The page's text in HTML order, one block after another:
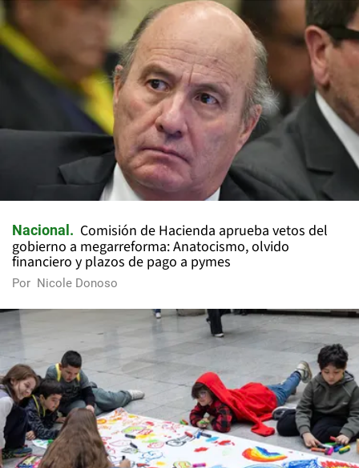
Nacional
Comisión de Hacienda aprueba vetos del
gobierno a megarreforma: Anatocismo, olvido
financiero y plazos de pago a pymes
Por Nicole Donoso